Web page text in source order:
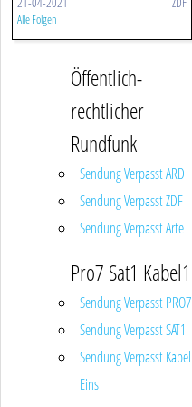
Alle Folgen
Öffentlich-
rechtlicher
Rundfunk
Sendung Verpasst ARD
Sendung Verpasst ZDF
Sendung Verpasst Arte
Pro7 Sat1 Kabel1
Sendung Verpasst PRO7
Sendung Verpasst SAT1
Sendung Verpasst Kabel
Eins